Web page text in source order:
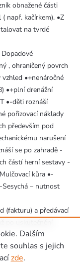
Dalším
souhlas s jejich
zde.
obnažené části
např. kačírkem). •Z
na tvrdé
Dopadové
, ohraničený povrch
•+nenáročné
•+plní drenážní
•-děti roznáší
pořizovací náklady
především pod
narušení
se po zahradě -
částí herní sestavy -
kůra •-
– nutnost
(fakturu) a předávací